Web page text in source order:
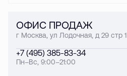
ОФИС ПРОДАЖ
г Москва, ул Лодочная, д 29 стр 1
+7 (495) 385-83-34
Пн–Вс, 9:00–21:00